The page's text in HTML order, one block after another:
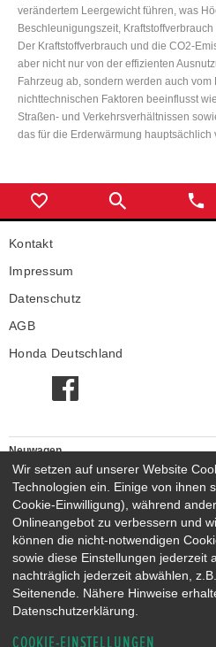
verändertem Leergewicht führen, was
Beschleunigungszeit,
Der Kraftstoffverbrauch und die CO2-
aber nicht nur von der effizienten
Fahrzeug ab, sondern werden auch vom
nichttechnischen Faktoren beeinflusst
Straßen- und Verkehrsverhältnissen
das für die Erderwärmung hauptsächlich
Kontakt
Impressum
Datenschutz
AGB
Honda Deutschland
Neuwagen
Honda Neuwagen
Gebrauchtwagen
Honda Gebrauchtwagen
Honda Vorführwagen
Gesamtbestand
NEUWAGENMODELLE
HONDA JAZZ E:HEV
HONDA PRELUDE E:HEV
HONDA ZR-V E:HEV
Wir setzen auf unserer Website
Technologien ein. Einige von ihnen
Cookie-Einwilligung), während
Onlineangebot zu verbessern und
können die nicht-notwendigen
sowie diese Einstellungen jederzeit
nachträglich jederzeit abwählen,
Seitenende. Nähere Hinweise
Datenschutzerklärung.
COOKIE-EINSTELLUNGEN